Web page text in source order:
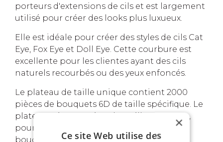
porteurs d'extensions de cils et est largement
utilisé pour créer des looks plus luxueux.
Elle est idéale pour créer des styles de cils Cat
Eye, Fox Eye et Doll Eye. Cette courbure est
excellente pour les clientes ayant des cils
naturels recourbés ou des yeux enfoncés.
Le plateau de taille unique contient 2000
pièces de bouquets 6D de taille spécifique. Le
plateau mixte contient les tailles 8-14 mm,
pour leur popularité, soit un total de 2000
bouquets.
×
Ce site Web utilise des